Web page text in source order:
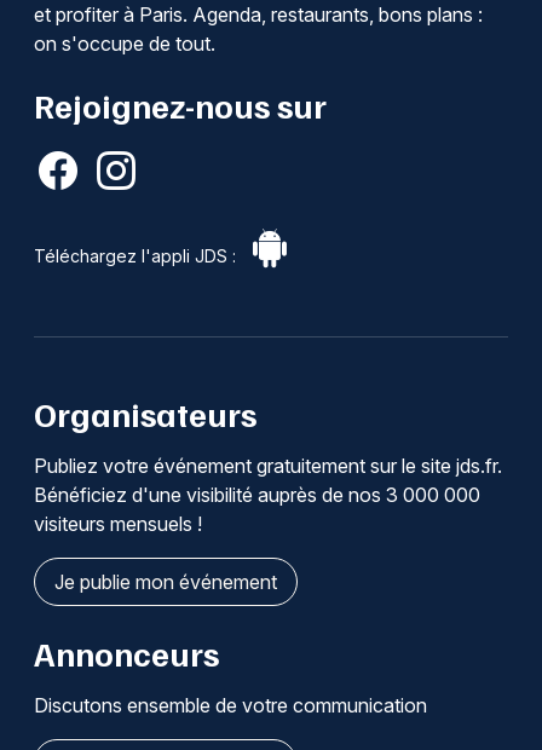
et profiter à Paris. Agenda, restaurants, bons plans :
on s'occupe de tout.
Rejoignez-nous sur
Téléchargez l'appli JDS :
Organisateurs
Publiez votre événement gratuitement sur le site jds.fr.
Bénéficiez d'une visibilité auprès de nos 3 000 000
visiteurs mensuels !
Je publie mon événement
Annonceurs
Discutons ensemble de votre communication